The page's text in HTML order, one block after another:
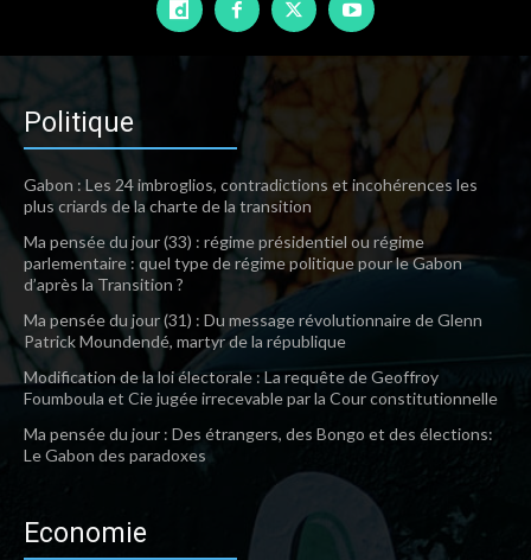
Politique
Gabon : Les 24 imbroglios, contradictions et incohérences les
plus criards de la charte de la transition
Ma pensée du jour (33) : régime présidentiel ou régime
parlementaire : quel type de régime politique pour le Gabon
d’après la Transition ?
Ma pensée du jour (31) : Du message révolutionnaire de Glenn
Patrick Moundendé, martyr de la république
Modification de la loi électorale : La requête de Geoffroy
Foumboula et Cie jugée irrecevable par la Cour constitutionnelle
Ma pensée du jour : Des étrangers, des Bongo et des élections:
Le Gabon des paradoxes
Economie